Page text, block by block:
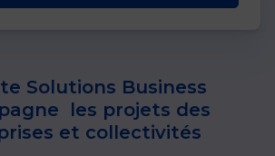
Solutions Business
les projets des
et collectivités